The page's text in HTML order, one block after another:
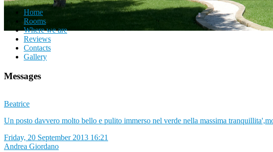
Home
Rooms
Where we are
Reviews
Contacts
Gallery
Messages
Beatrice
Un posto davvero molto bello e pulito immerso nel verde nella massima
Friday, 20 September 2013 16:21
Andrea Giordano